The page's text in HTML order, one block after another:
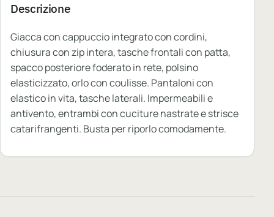
Descrizione
Giacca con cappuccio integrato con cordini,
chiusura con zip intera, tasche frontali con patta,
spacco posteriore foderato in rete, polsino
elasticizzato, orlo con coulisse. Pantaloni con
elastico in vita, tasche laterali. Impermeabili e
antivento, entrambi con cuciture nastrate e strisce
catarifrangenti. Busta per riporlo comodamente.